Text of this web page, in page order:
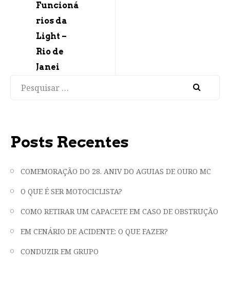
Funcioná
rios da
Light –
Rio de
Janei
Posts Recentes
COMEMORAÇÃO DO 28. ANIV DO AGUIAS DE OURO MC
O QUE É SER MOTOCICLISTA?
COMO RETIRAR UM CAPACETE EM CASO DE OBSTRUÇÃO
EM CENÁRIO DE ACIDENTE: O QUE FAZER?
CONDUZIR EM GRUPO